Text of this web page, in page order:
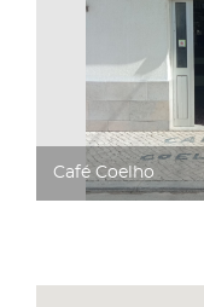
Café Coelho